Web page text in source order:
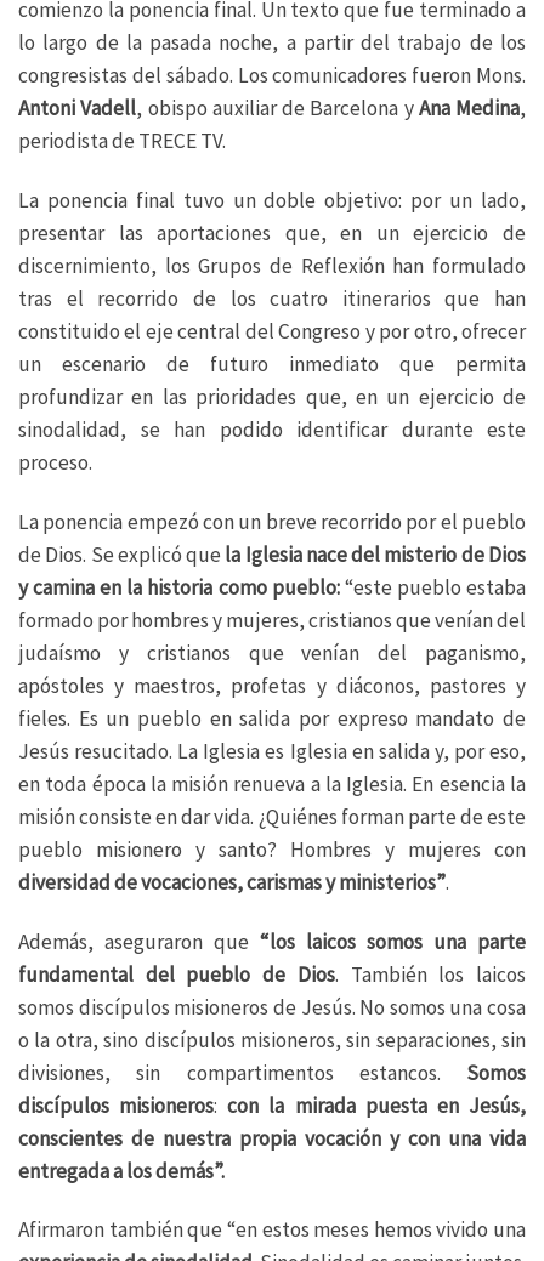
comienzo la ponencia final. Un texto que fue terminado a
lo largo de la pasada noche, a partir del trabajo de los
congresistas del sábado. Los comunicadores fueron Mons.
Antoni Vadell, obispo auxiliar de Barcelona yAna Medina,
periodista de TRECE TV.
La ponencia final tuvo un doble objetivo: por un lado,
presentar las aportaciones que, en un ejercicio de
discernimiento, los Grupos de Reflexión han formulado
tras el recorrido de los cuatro itinerarios que han
constituido el eje central del Congreso y por otro, ofrecer
un escenario de futuro inmediato que permita
profundizar en las prioridades que, en un ejercicio de
sinodalidad, se han podido identificar durante este
proceso.
La ponencia empezó con un breve recorrido por el pueblo
de Dios. Se explicó quela Iglesia nace del misterio de Dios
y camina en la historia como pueblo:“este pueblo estaba
formado por hombres y mujeres, cristianos que venían del
judaísmo y cristianos que venían del paganismo,
apóstoles y maestros, profetas y diáconos, pastores y
fieles. Es un pueblo en salida por expreso mandato de
Jesús resucitado. La Iglesia es Iglesia en salida y, por eso,
en toda época la misión renueva a la Iglesia. En esencia la
misión consiste en dar vida. ¿Quiénes forman parte de este
pueblo misionero y santo? Hombres y mujeres con
diversidad de vocaciones, carismas y ministerios”.
Además, aseguraron que “los laicos somos una parte
fundamental del pueblo de Dios. También los laicos
somos discípulos misioneros de Jesús. No somos una cosa
o la otra, sino discípulos misioneros, sin separaciones, sin
divisiones, sin compartimentos estancos. Somos
discípulos misioneros:con la mirada puesta en Jesús,
conscientes de nuestra propia vocación y con una vida
entregada a los demás”.
Afirmaron también que “en estos meses hemos vivido una